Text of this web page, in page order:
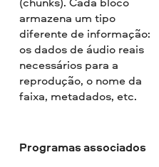
armazena um tipo
diferente de informação:
os dados de áudio reais
necessários para a
reprodução, o nome da
faixa, metadados, etc.
Programas associados